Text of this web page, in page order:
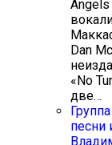
Dan
«No
две…
песни